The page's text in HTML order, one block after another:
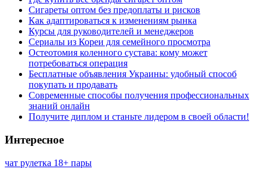
Сигареты оптом без предоплаты и рисков
Как адаптироваться к изменениям рынка
Курсы для руководителей и менеджеров
Сериалы из Кореи для семейного просмотра
Остеотомия коленного сустава: кому может
потребоваться операция
Бесплатные объявления Украины: удобный способ
покупать и продавать
Современные способы получения профессиональных
знаний онлайн
Получите диплом и станьте лидером в своей области!
Интересное
чат рулетка 18+ пары